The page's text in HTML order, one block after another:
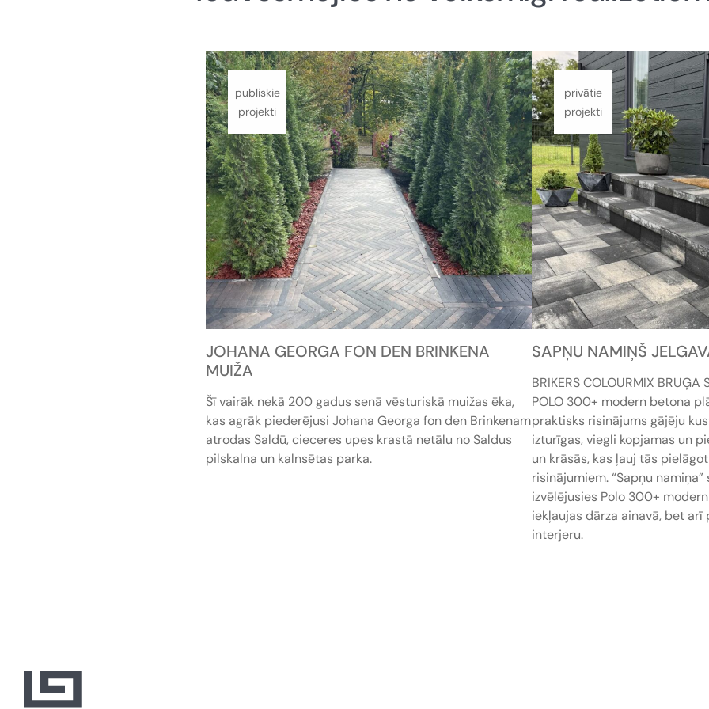
publiskie
projekti
JOHANA GEORGA FON DEN BRINKENA
MUIŽA
Šī vairāk nekā 200 gadus senā vēsturiskā muižas ēka,
kas agrāk piederējusi Johana Georga fon den Brinkenam
atrodas Saldū, cieceres upes krastā netālu no Saldus
pilskalna un kalnsētas parka.
privātie
projekti
SAPŅU NAMIŅŠ
BRIKERS COLOURMIX BRUĢA
POLO 300+ modern betona
praktisks risinājums gājēju
izturīgas, viegli kopjamas un
un krāsās, kas ļauj tās
risinājumiem. “Sapņu
izvēlējusies Polo 300+
iekļaujas dārza ainavā, bet
interjeru.